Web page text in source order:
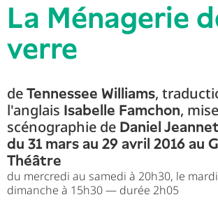
La Ménagerie
verre
de Tennessee Williams,
l'anglais Isabelle Famchon,
scénographie de Daniel
du 31 mars au 29 avril 2016 au
Théâtre
du mercredi au samedi à 20h30, le
dimanche à 15h30 — durée 2h05